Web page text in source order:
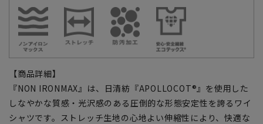
【商品詳細】
『NON IRONMAX』は、日清紡『APOLLOCOT®』を使用した
しなやかな質感・光沢感のある圧倒的な形態安定性を誇るワイ
シャツです。ストレッチ生地の心地よい伸縮性により、快適な